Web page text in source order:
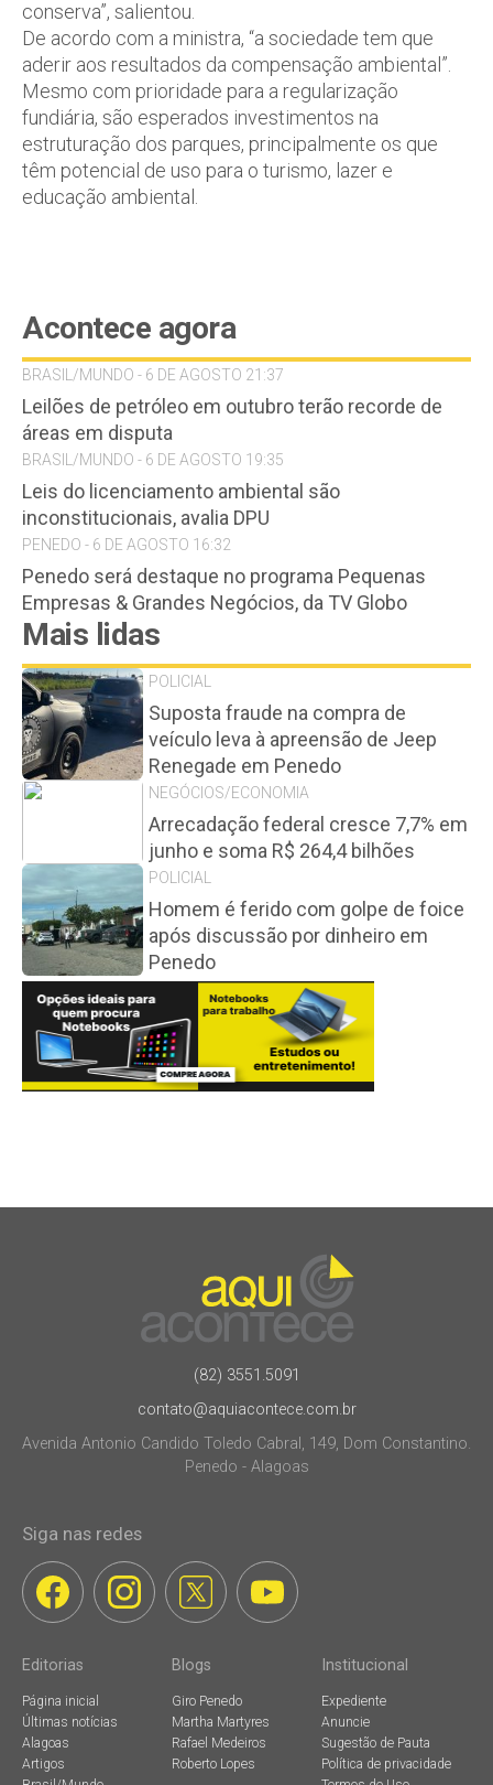
conserva”, salientou.
De acordo com a ministra, “a sociedade tem que
aderir aos resultados da compensação ambiental”.
Mesmo com prioridade para a regularização
fundiária, são esperados investimentos na
estruturação dos parques, principalmente os que
têm potencial de uso para o turismo, lazer e
educação ambiental.
Acontece agora
BRASIL/MUNDO - 6 DE AGOSTO 21:37
Leilões de petróleo em outubro terão recorde de
áreas em disputa
BRASIL/MUNDO - 6 DE AGOSTO 19:35
Leis do licenciamento ambiental são
inconstitucionais, avalia DPU
PENEDO - 6 DE AGOSTO 16:32
Penedo será destaque no programa Pequenas
Empresas & Grandes Negócios, da TV Globo
Mais lidas
POLICIAL
Suposta fraude na compra de
veículo leva à apreensão de Jeep
Renegade em Penedo
NEGÓCIOS/ECONOMIA
Arrecadação federal cresce 7,7% em
junho e soma R$ 264,4 bilhões
POLICIAL
Homem é ferido com golpe de foice
após discussão por dinheiro em
Penedo
(82) 3551.5091
contato@aquiacontece.com.br
Avenida Antonio Candido Toledo Cabral, 149, Dom Constantino.
Penedo - Alagoas
Siga nas redes
Editorias
Página inicial
Últimas notícias
Alagoas
Artigos
Blogs
Giro Penedo
Martha Martyres
Rafael Medeiros
Roberto Lopes
Institucional
Expediente
Anuncie
Sugestão de Pauta
Política de privacidade